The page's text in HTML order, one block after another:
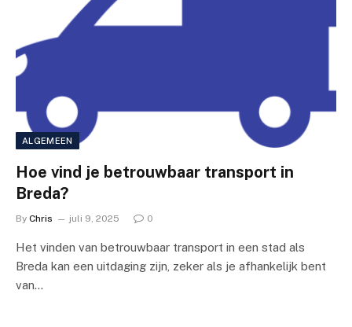
ALGEMEEN
Hoe vind je betrouwbaar transport in
Breda?
By Chris juli 9, 2025 0
Het vinden van betrouwbaar transport in een stad als
Breda kan een uitdaging zijn, zeker als je afhankelijk bent
van…